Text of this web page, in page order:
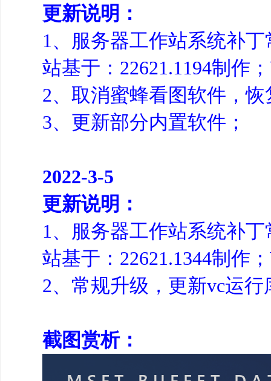
更新说明：
1、服务器工作站系统补丁
站基于：22621.1194制作
2、取消蜜蜂看图软件，
3、更新部分内置软件；
2022-3-5
更新说明：
1、服务器工作站系统补丁
站基于：22621.1344制作
2、常规升级，更新vc运
截图赏析：